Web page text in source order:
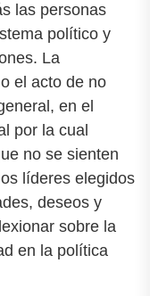
las personas
político y
La
el acto de no
en el
por la cual
no se sienten
líderes elegidos
deseos y
sobre la
en la política